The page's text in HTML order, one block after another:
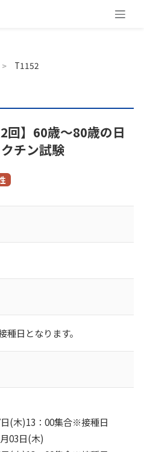
T1152
回】60歳～80歳の日
チン試験
日となります。
(木)13：00集合※接種日
03日(木)